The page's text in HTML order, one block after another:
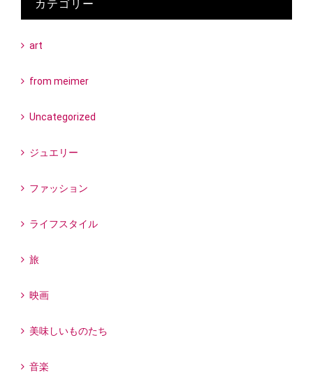
カテゴリー
art
from meimer
Uncategorized
ジュエリー
ファッション
ライフスタイル
旅
映画
美味しいものたち
音楽